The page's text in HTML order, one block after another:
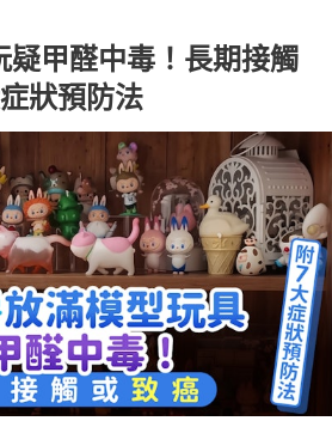
疑甲醛中毒！長期接觸
狀預防法